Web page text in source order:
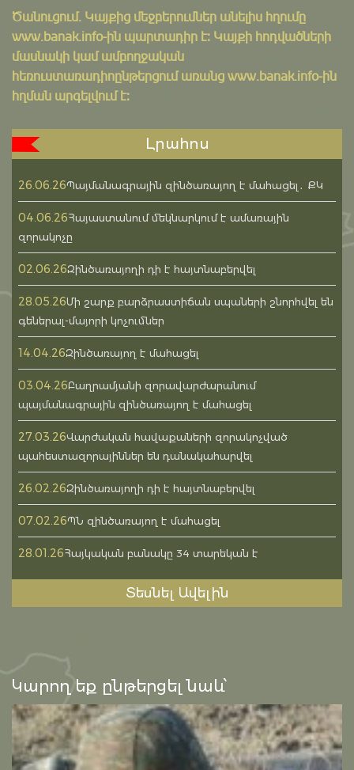
Ծանուցում․ Կայքից մեջբերումներ անելիս հղումը
www.banak.info-ին պարտադիր է: Կայքի հոդվածների
մասնակի կամ ամբողջական
հեռուստառադիոընթերցում առանց www.banak.info-ին
հղման արգելվում է:
Լրահոս
26.06.26Պայմանագրային զինծառայող է մահացել․ ՔԿ
04.06.26Հայաստանում մեկնարկում է ամառային
զորակոչը
02.06.26Զինծառայողի դի է հայտնաբերվել
28.05.26Մի շարք բարձրաստիճան սպաների շնորհվել են
գեներալ-մայորի կոչումներ
14.04.26Զինծառայող է մահացել
03.04.26Բաղրամյանի զորավարժարանում
պայմանագրային զինծառայող է մահացել
27.03.26Վարժական հավաքաների զորակոչված
պահեստազորայիններ են դանակահարվել
26.02.26Զինծառայողի դի է հայտնաբերվել
07.02.26ՊՆ զինծառայող է մահացել
28.01.26Հայկական բանակը 34 տարեկան է
Տեսնել Ավելին
Կարող եք ընթերցել նաև՝